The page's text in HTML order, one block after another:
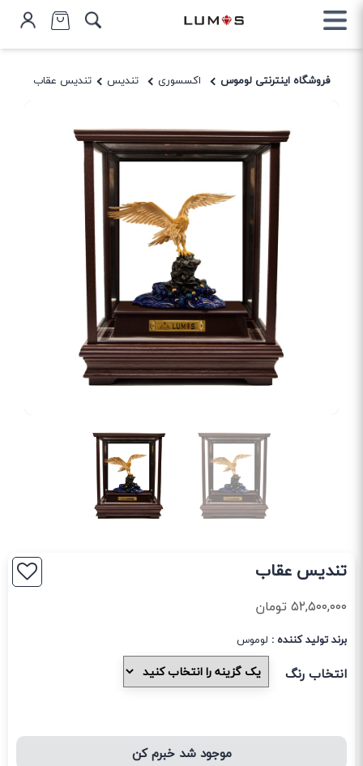
فروشگاه اینترنتی لوموس اکسسوری تندیس تندیس عقاب
تندیس عقاب
۵۲,۵۰۰,۰۰۰تومان
برند تولید کننده : لوموس
انتخاب رنگ
موجود شد خبرم کن